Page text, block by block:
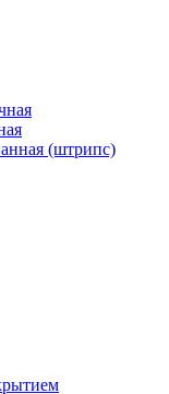
(штрипс)